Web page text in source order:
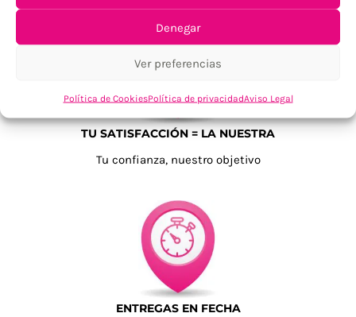
Denegar
Ver preferencias
Política de CookiesPolítica de privacidadAviso Legal
TU SATISFACCIÓN = LA NUESTRA
Tu confianza, nuestro objetivo
ENTREGAS EN FECHA